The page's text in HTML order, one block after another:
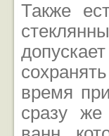
Также
время
сразу